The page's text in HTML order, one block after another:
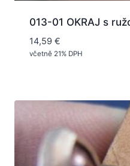
013-01 OKRAJ s
14,59 €
včetně 21% DPH